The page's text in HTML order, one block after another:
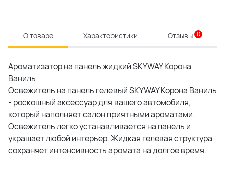
О товаре Характеристики Отзывы 0
Ароматизатор на панель жидкий SKYWAY Корона
Ваниль
Освежитель на панель гелевый SKYWAY Корона Ваниль
- роскошный аксессуар для вашего автомобиля,
который наполняет салон приятными ароматами.
Освежитель легко устанавливается на панель и
украшает любой интерьер. Жидкая гелевая структура
сохраняет интенсивность аромата на долгое время.